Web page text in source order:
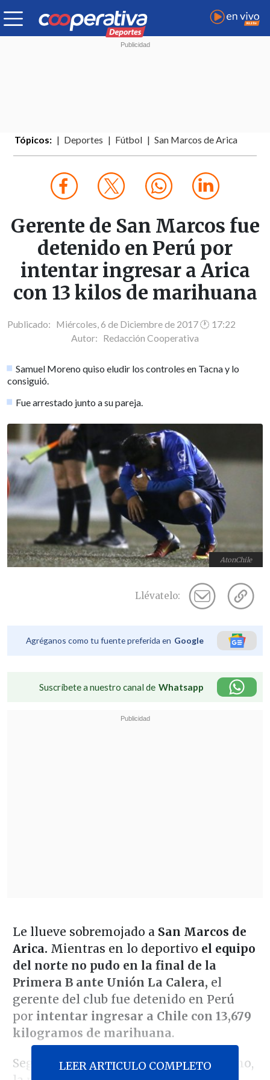
Tópicos: Deportes Fútbol San Marcos de Arica
Gerente de San Marcos fue
detenido en Perú por
intentar ingresar a Arica
con 13 kilos de marihuana
Publicado: Miércoles, 6 de Diciembre de 2017 🕐 17:22
Autor: Redacción Cooperativa
Samuel Moreno quiso eludir los controles en Tacna y lo
consiguió.
Fue arrestado junto a su pareja.
AtonChile
Llévatelo:
Agréganos como tu fuente preferida en Google
Suscríbete a nuestro canal de Whatsapp
Le llueve sobremojado a San Marcos de
Arica. Mientras en lo deportivo el equipo
del norte no pudo en la final de la
Primera B ante Unión La Calera, el
gerente del club fue detenido en Perú
por intentar ingresar a Chile con 13,679
kilogramos de marihuana.
Según apuntóRadio Unodel país vecino,
LEER ARTICULO COMPLETO